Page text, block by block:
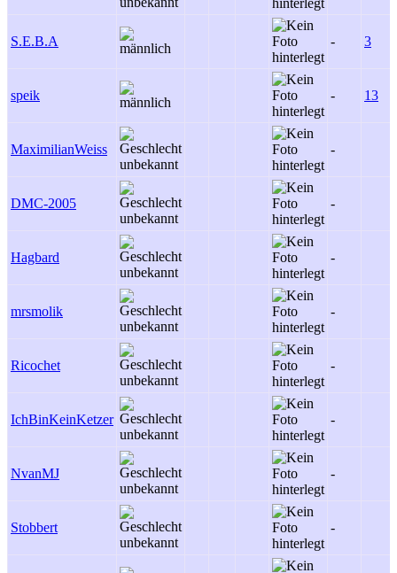
S.E.B.A - 3
speik - 13
MaximilianWeiss -
DMC-2005 -
Hagbard -
mrsmolik -
Ricochet -
IchBinKeinKetzer -
NvanMJ -
Stobbert -